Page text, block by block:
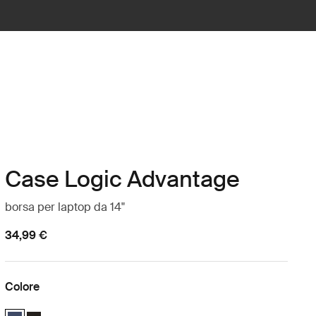
Case Logic Advantage
borsa per laptop da 14"
34,99 €
Colore
Case Logic Advantage 14" Attaché Dark Blue (selected)
Case Logic Advantage 14" Attaché Nero